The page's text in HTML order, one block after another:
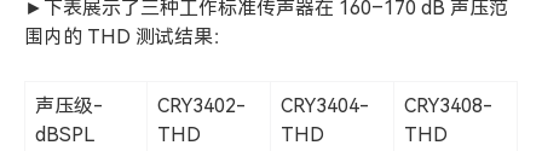
►下表展示了三种工作标准传声器在 160–170 dB 声压范
围内的 THD 测试结果：
声压级-
dBSPL
CRY3402-
THD
CRY3404-
THD
CRY3408-
THD